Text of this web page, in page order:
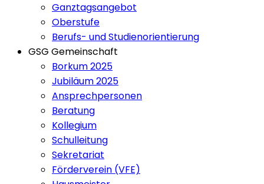
Ganztagsangebot
Oberstufe
Berufs- und Studienorientierung
GSG Gemeinschaft
Borkum 2025
Jubiläum 2025
Ansprechpersonen
Beratung
Kollegium
Schulleitung
Sekretariat
Förderverein (VFE)